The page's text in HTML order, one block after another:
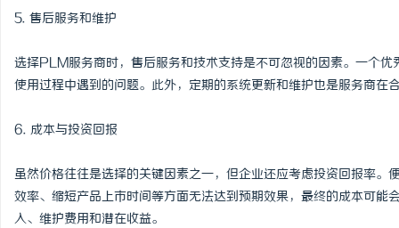
5. 售后服务和维护
选择PLM服务商时，售后服务和技术支持是不可忽视的因素。一个
使用过程中遇到的问题。此外，定期的系统更新和维护也是服务商在
6. 成本与投资回报
虽然价格往往是选择的关键因素之一，但企业还应考虑投资回报率
效率、缩短产品上市时间等方面无法达到预期效果，最终的成本可
入、维护费用和潜在收益。